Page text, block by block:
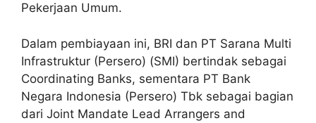
Pekerjaan Umum.
Dalam pembiayaan ini, BRI dan PT Sarana Multi
Infrastruktur (Persero) (SMI) bertindak sebagai
Coordinating Banks, sementara PT Bank
Negara Indonesia (Persero) Tbk sebagai bagian
dari Joint Mandate Lead Arrangers and